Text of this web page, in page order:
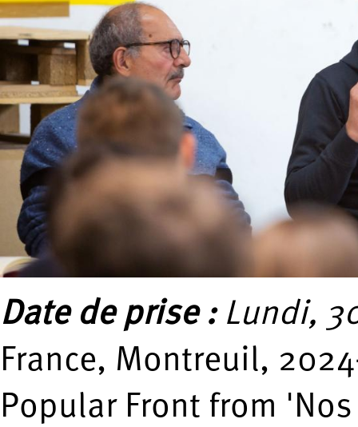
Date de prise : Lundi,
France, Montreuil,
Popular Front from